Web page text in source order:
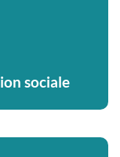
sociale